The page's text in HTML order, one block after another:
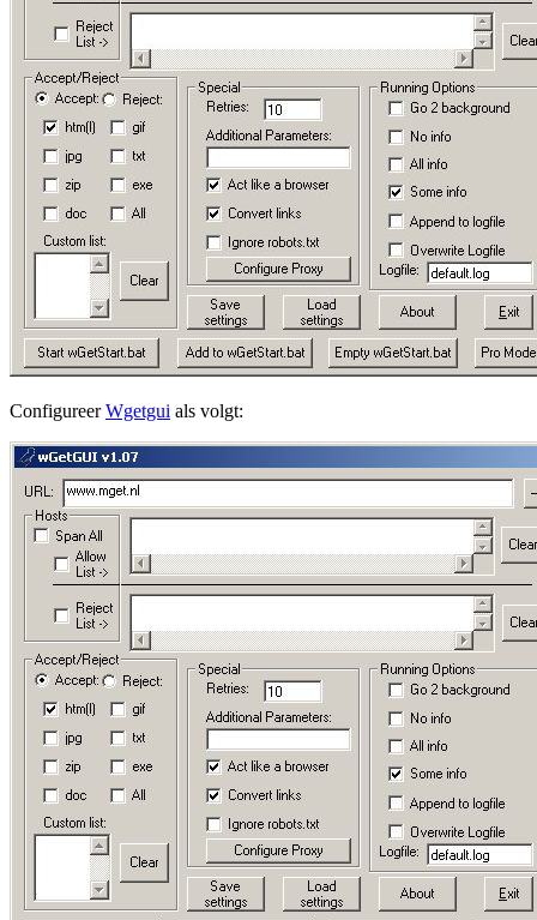
ConfigureerWgetgui als volgt: